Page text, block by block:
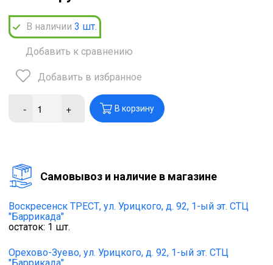
В наличии 3 шт.
Добавить к сравнению
Добавить в избранное
- + В корзину
Cамовывоз и наличие в магазине
Воскресенск ТРЕСТ, ул. Урицкого, д. 92, 1-ый эт. СТЦ
"Баррикада"
остаток: 1 шт.
Орехово-Зуево, ул. Урицкого, д. 92, 1-ый эт. СТЦ